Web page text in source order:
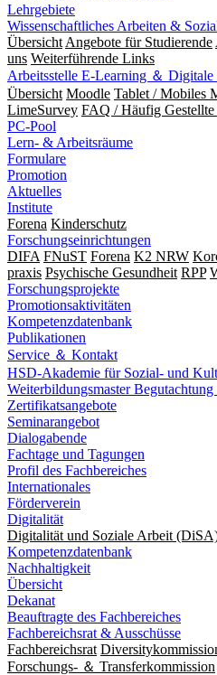
Lehrgebiete
Wissenschaftliches Arbeiten &
Übersicht Angebote für Studierende
uns Weiterführende Links
Arbeitsstelle E-Learning ＆ Digitale
Übersicht Moodle Tablet / Mobiles
LimeSurvey FAQ / Häufig Gestellte
PC-Pool
Lern- & Arbeitsräume
Formulare
Promotion
Aktuelles
Institute
Forena Kinderschutz
Forschungseinrichtungen
DIFA FNuST Forena K2 NRW
praxis Psy­chische Gesund­heit RPP
Forschungsprojekte
Promotionsaktivitäten
Kompetenzdatenbank
Publikationen
Service ＆ Kontakt
HSD-Akademie für Sozial- und
Weiterbildungsmaster
Zertifikatsangebote
Seminarangebot
Dialogabende
Fachtage und Tagungen
Profil des Fachbereiches
Internationales
Förderverein
Digitalität
Digitalität und Soziale Arbeit
Kompetenzdatenbank
Nachhaltigkeit
Übersicht
Dekanat
Beauftragte des Fachbereiches
Fachbereichsrat & Ausschüsse
Fachbereichsrat
Forschungs- ＆ Transferkommission